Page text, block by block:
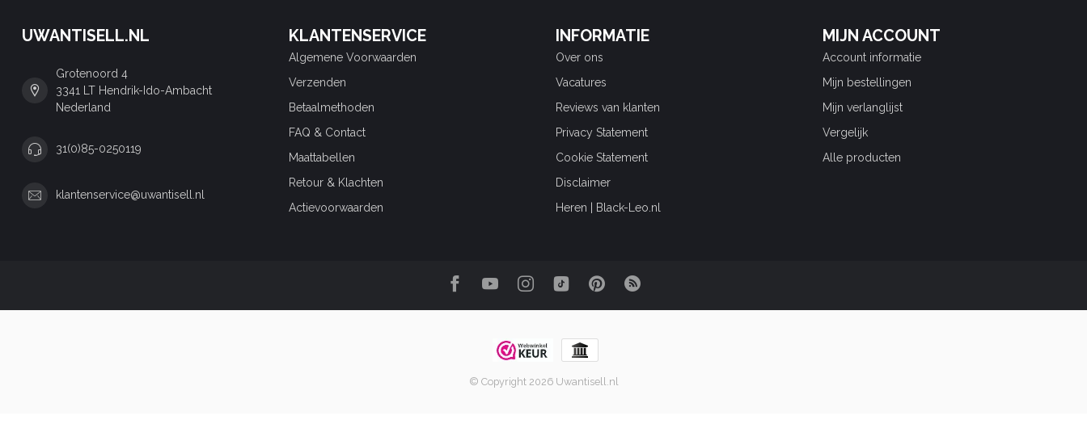
UWANTISELL.NL
Grotenoord 4
3341 LT Hendrik-Ido-Ambacht
Nederland
31(0)85-0250119
klantenservice@uwantisell.nl
KLANTENSERVICE
Algemene Voorwaarden
Verzenden
Betaalmethoden
FAQ & Contact
Maattabellen
Retour & Klachten
Actievoorwaarden
INFORMATIE
Over ons
Vacatures
Reviews van klanten
Privacy Statement
Cookie Statement
Disclaimer
Heren | Black-Leo.nl
MIJN ACCOUNT
Account informatie
Mijn bestellingen
Mijn verlanglijst
Vergelijk
Alle producten
© Copyright 2026 Uwantisell.nl